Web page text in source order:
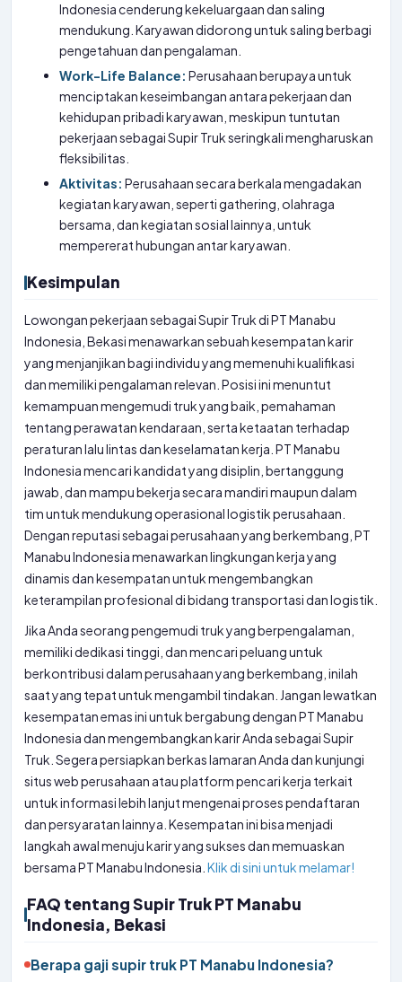
Indonesia cenderung kekeluargaan dan saling
mendukung. Karyawan didorong untuk saling berbagi
pengetahuan dan pengalaman.
Work-Life Balance: Perusahaan berupaya untuk
menciptakan keseimbangan antara pekerjaan dan
kehidupan pribadi karyawan, meskipun tuntutan
pekerjaan sebagai Supir Truk seringkali mengharuskan
fleksibilitas.
Aktivitas: Perusahaan secara berkala mengadakan
kegiatan karyawan, seperti gathering, olahraga
bersama, dan kegiatan sosial lainnya, untuk
mempererat hubungan antar karyawan.
Kesimpulan
Lowongan pekerjaan sebagai Supir Truk di PT Manabu
Indonesia, Bekasi menawarkan sebuah kesempatan karir
yang menjanjikan bagi individu yang memenuhi kualifikasi
dan memiliki pengalaman relevan. Posisi ini menuntut
kemampuan mengemudi truk yang baik, pemahaman
tentang perawatan kendaraan, serta ketaatan terhadap
peraturan lalu lintas dan keselamatan kerja. PT Manabu
Indonesia mencari kandidat yang disiplin, bertanggung
jawab, dan mampu bekerja secara mandiri maupun dalam
tim untuk mendukung operasional logistik perusahaan.
Dengan reputasi sebagai perusahaan yang berkembang, PT
Manabu Indonesia menawarkan lingkungan kerja yang
dinamis dan kesempatan untuk mengembangkan
keterampilan profesional di bidang transportasi dan logistik.
Jika Anda seorang pengemudi truk yang berpengalaman,
memiliki dedikasi tinggi, dan mencari peluang untuk
berkontribusi dalam perusahaan yang berkembang, inilah
saat yang tepat untuk mengambil tindakan. Jangan lewatkan
kesempatan emas ini untuk bergabung dengan PT Manabu
Indonesia dan mengembangkan karir Anda sebagai Supir
Truk. Segera persiapkan berkas lamaran Anda dan kunjungi
situs web perusahaan atau platform pencari kerja terkait
untuk informasi lebih lanjut mengenai proses pendaftaran
dan persyaratan lainnya. Kesempatan ini bisa menjadi
langkah awal menuju karir yang sukses dan memuaskan
bersama PT Manabu Indonesia. Klik di sini untuk melamar!
FAQ tentang Supir Truk PT Manabu
Indonesia, Bekasi
Berapa gaji supir truk PT Manabu Indonesia?